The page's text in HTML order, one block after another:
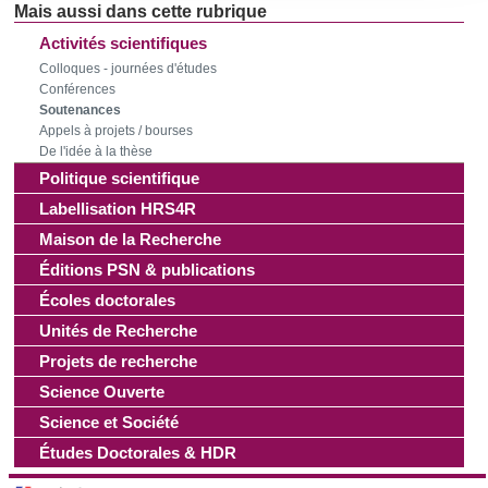
consentement à tout moment à partir de la déclaration sur
les cookies.
Les cookies nous permettent de personnaliser le contenu
et les annonces, d'offrir des fonctionnalités relatives aux
médias sociaux et d'analyser notre trafic. Nous
partageons également des informations sur l'utilisation de
notre site avec nos partenaires de médias sociaux, de
publicité et d'analyse, qui peuvent combiner celles-ci avec
d'autres informations que vous leur avez fournies ou qu'ils
ont collectées lors de votre utilisation de leurs services.
Activités scientifiques
Colloques - journées d'études
Conférences
Soutenances
Appels à projets / bourses
De l'idée à la thèse
Politique scientifique
Labellisation HRS4R
Maison de la Recherche
Éditions PSN & publications
Écoles doctorales
Unités de Recherche
Projets de recherche
Science Ouverte
Science et Société
Études Doctorales & HDR